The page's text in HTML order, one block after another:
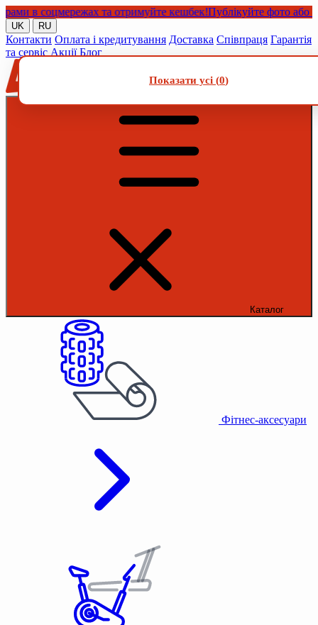
в соцмережах та отримуйте кешбек!Публікуйте фото або
UK RU
Контакти Оплата і кредитування Доставка Співпраця Гарантія
та сервіс Акції Блог
Каталог
Фітнес-аксесуари
Показати усі (0)